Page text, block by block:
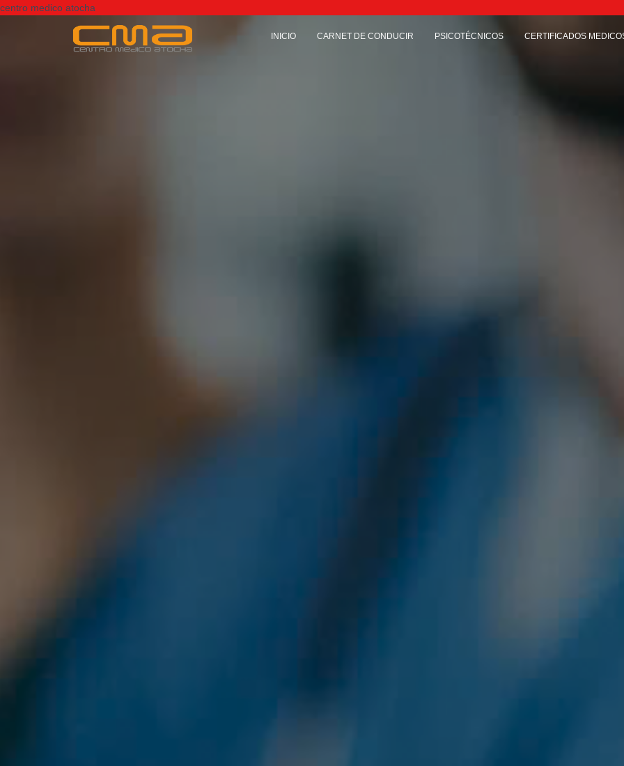
centro medico atocha
INICIO CARNET DE CONDUCIR PSICOTÉCNICOS CERTIFICADOS